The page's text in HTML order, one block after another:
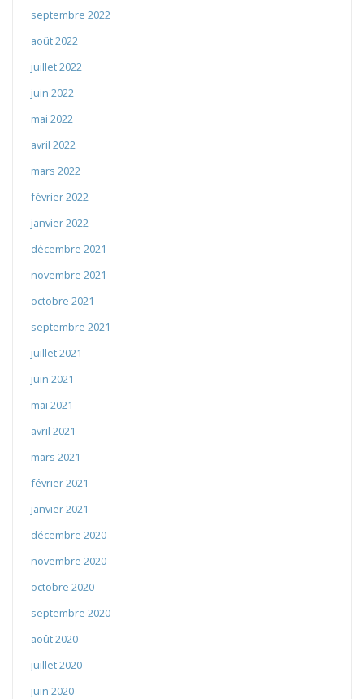
septembre 2022
août 2022
juillet 2022
juin 2022
mai 2022
avril 2022
mars 2022
février 2022
janvier 2022
décembre 2021
novembre 2021
octobre 2021
septembre 2021
juillet 2021
juin 2021
mai 2021
avril 2021
mars 2021
février 2021
janvier 2021
décembre 2020
novembre 2020
octobre 2020
septembre 2020
août 2020
juillet 2020
juin 2020